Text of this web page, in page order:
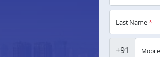
Last Name*
+91